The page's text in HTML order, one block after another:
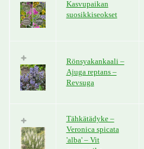
Kasvupaikan
suosikkiseokset
Rönsyakankaali –
Ajuga reptans –
Revsuga
Tähkätädyke –
Veronica spicata
'alba' – Vit